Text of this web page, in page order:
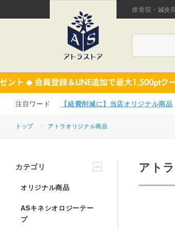
接骨院・鍼灸
【経費削減に】当店オリジナル商品
トップ アトラオリジナル商品
アト
カテゴリ
オリジナル商品
ASキネシオロジーテー
プ